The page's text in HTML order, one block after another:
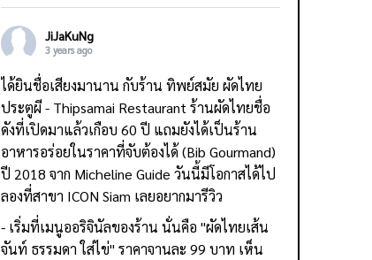
JiJaKuNg
3 years ago
ได้ยินชื่อเสียงมานาน กับร้าน ทิพย์สมัย ผัดไทย
ประตูผี - Thipsamai Restaurant ร้านผัดไทยชื่อ
ดังที่เปิดมาแล้วเกือบ 60 ปี แถมยังได้เป็นร้าน
อาหารอร่อยในราคาที่จับต้องได้ (Bib Gourmand)
ปี 2018 จาก Micheline Guide วันนี้มีโอกาสได้ไป
ลองที่สาขา ICON Siam เลยอยากมารีวิว
- เริ่มที่เมนูออริจินัลของร้าน นั่นคือ "ผัดไทยเส้น
จันท์ ธรรมดา ใส่ไข่" ราคาจานละ 99 บาท เห็น